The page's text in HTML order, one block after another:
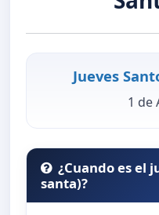
Jueves
1 de
¿Cuando es el
santa)?